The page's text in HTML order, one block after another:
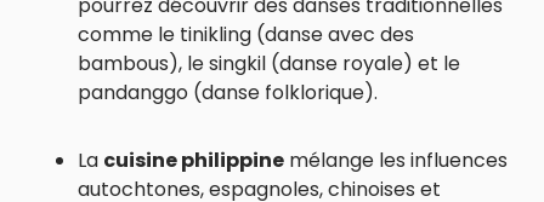
comme le tinikling (danse avec des
bambous), le singkil (danse royale) et le
pandanggo (danse folklorique).
La cuisine philippine mélange les influences
autochtones, espagnoles, chinoises et